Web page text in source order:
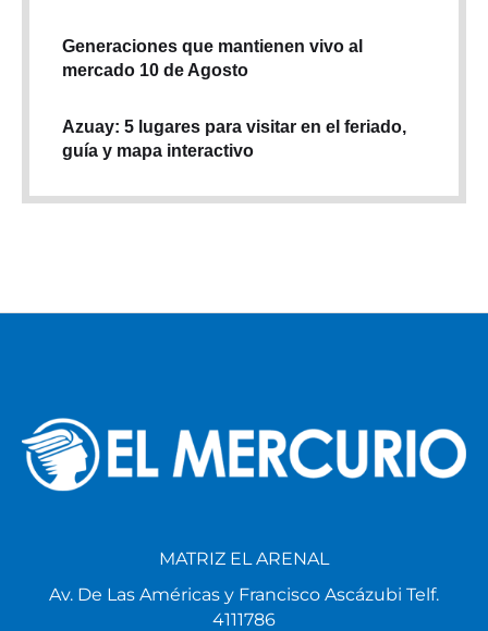
Generaciones que mantienen vivo al
mercado 10 de Agosto
Azuay: 5 lugares para visitar en el feriado,
guía y mapa interactivo
MATRIZ EL ARENAL
Av. De Las Américas y Francisco Ascázubi Telf.
4111786